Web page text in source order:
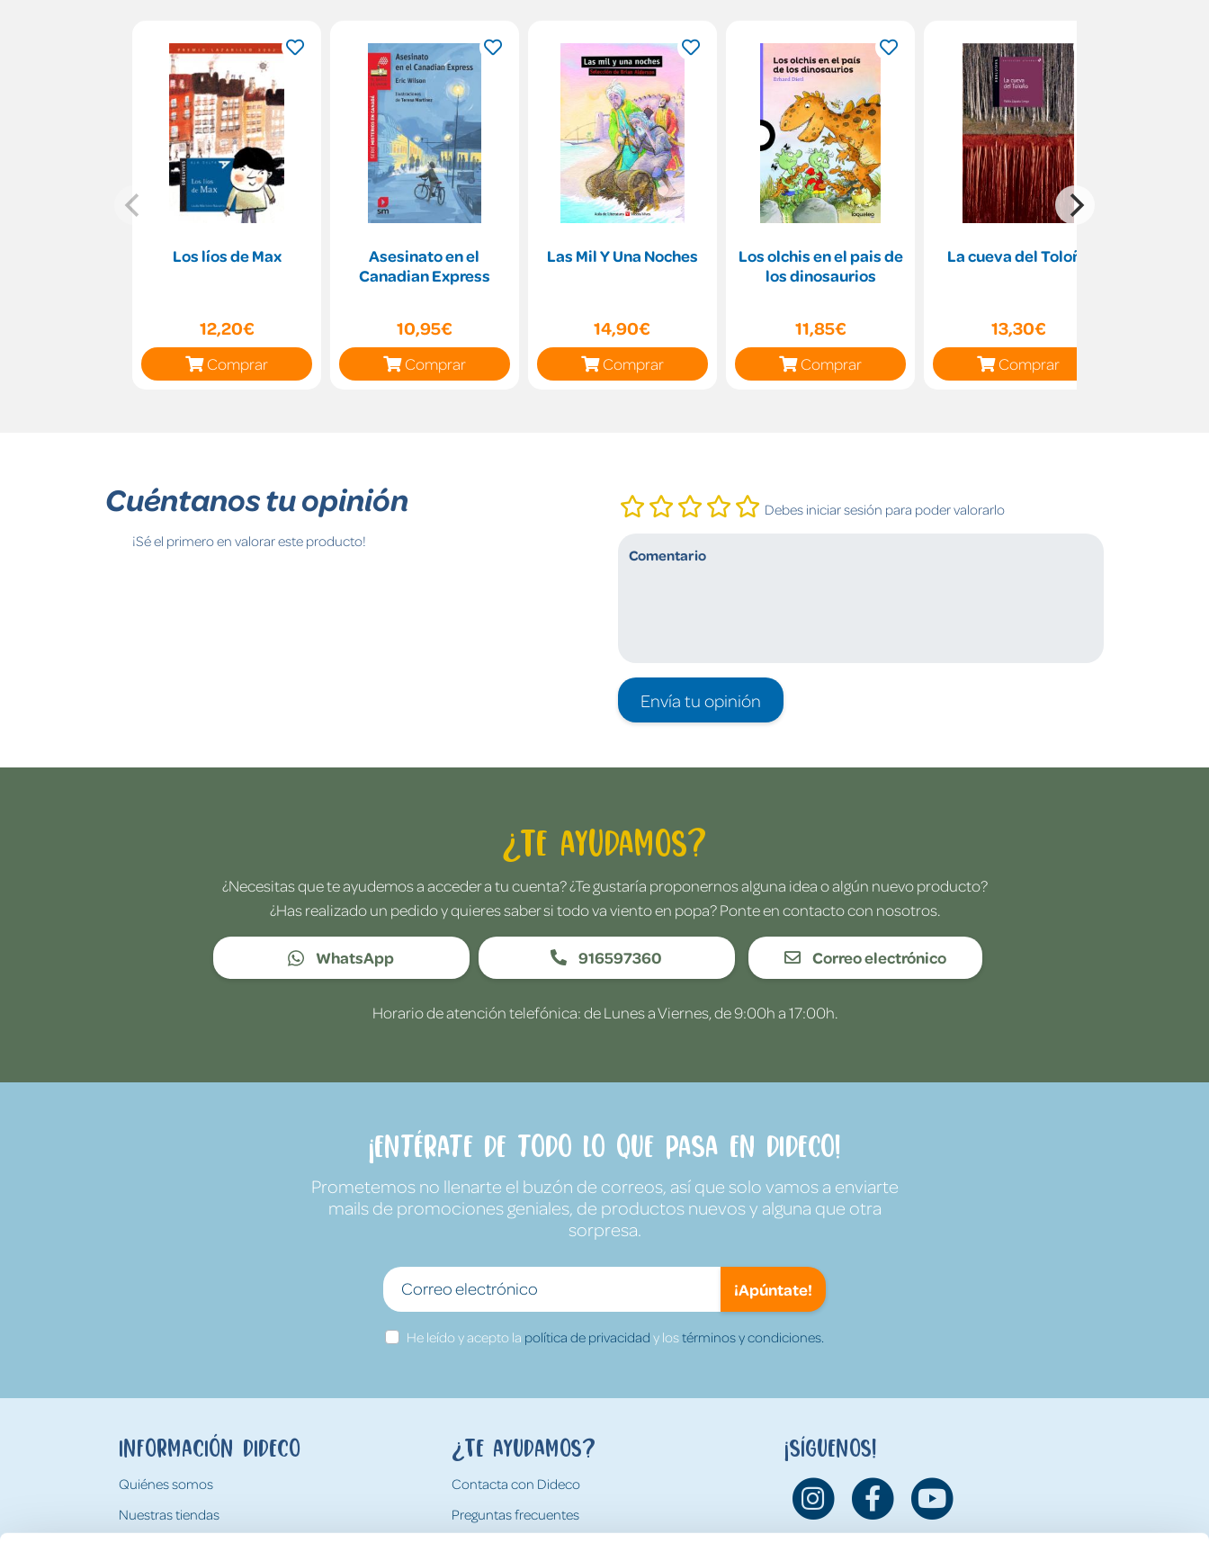
Los líos de Max
12,20€
Comprar
Asesinato en el
Canadian Express
10,95€
Comprar
Las Mil Y Una Noches
14,90€
Comprar
Los olchis en el pais de
los dinosaurios
11,85€
Comprar
La cueva del Toloño
13,30€
Comprar
Cuéntanos tu opinión
¡Sé el primero en valorar este producto!
Debes iniciar sesión para poder valorarlo
Envía tu opinión
¿Te ayudamos?
¿Necesitas que te ayudemos a acceder a tu cuenta? ¿Te gustaría proponernos alguna idea o algún nuevo producto?
¿Has realizado un pedido y quieres saber si todo va viento en popa? Ponte en contacto con nosotros.
WhatsApp 916597360 Correo electrónico
Horario de atención telefónica: de Lunes a Viernes, de 9:00h a 17:00h.
¡Entérate de todo lo que pasa en Dideco!
Prometemos no llenarte el buzón de correos, así que solo vamos a enviarte
mails de promociones geniales, de productos nuevos y alguna que otra
sorpresa.
¡Apúntate!
He leído y acepto la política de privacidad y lostérminos y condiciones.
Información Dideco
Quiénes somos
Nuestras tiendas
¿Te ayudamos?
Contacta con Dideco
Preguntas frecuentes
¡Síguenos!